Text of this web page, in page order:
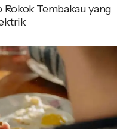
Tembakau yang